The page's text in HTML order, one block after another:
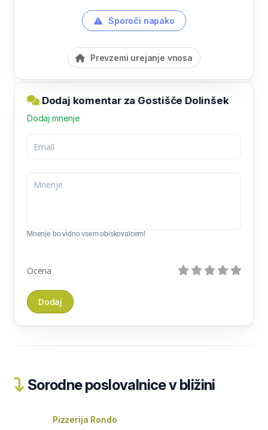
Sporoči napako
Prevzemi urejanje vnosa
Dodaj komentar za Gostišče Dolinšek
Dodaj mnenje
Mnenje bo vidno vsem obiskovalcem!
Ocena
Sorodne poslovalnice v bližini
Pizzerija Rondo